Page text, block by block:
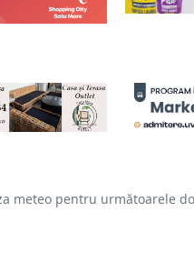
meteo pentru următoarele